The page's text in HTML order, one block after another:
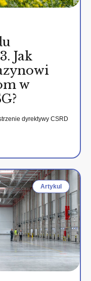
Jak
w
dyrektywy CSRD
Artykul